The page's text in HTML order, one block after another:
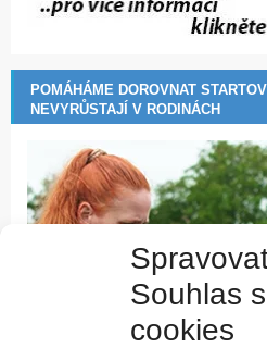
Souhlas s
cookies
POMÁHÁME DOROVNAT
NEVYRŮSTAJÍ V RODINÁCH